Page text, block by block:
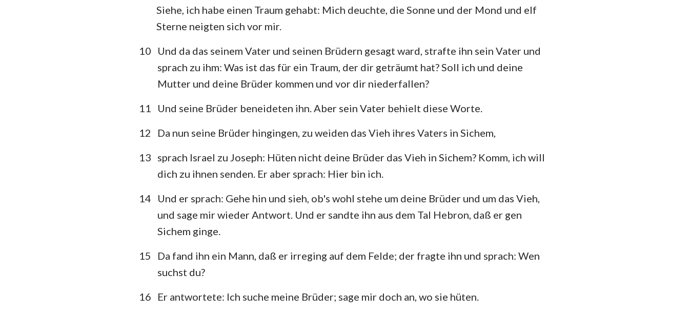
Haggai Sacharja
Siehe, ich habe einen Traum gehabt: Mich deuchte, die Sonne und der Mond und elf
Sterne neigten sich vor mir.
10
Und da das seinem Vater und seinen Brüdern gesagt ward, strafte ihn sein Vater und
sprach zu ihm: Was ist das für ein Traum, der dir geträumt hat? Soll ich und deine
Mutter und deine Brüder kommen und vor dir niederfallen?
11
Und seine Brüder beneideten ihn. Aber sein Vater behielt diese Worte.
12
Da nun seine Brüder hingingen, zu weiden das Vieh ihres Vaters in Sichem,
13 sprach Israel zu Joseph: Hüten nicht deine Brüder das Vieh in Sichem? Komm, ich will
dich zu ihnen senden. Er aber sprach: Hier bin ich.
14
Und er sprach: Gehe hin und sieh, ob's wohl stehe um deine Brüder und um das Vieh,
und sage mir wieder Antwort. Und er sandte ihn aus dem Tal Hebron, daß er gen
Sichem ginge.
15
Da fand ihn ein Mann, daß er irreging auf dem Felde; der fragte ihn und sprach: Wen
suchst du?
16
Er antwortete: Ich suche meine Brüder; sage mir doch an, wo sie hüten.